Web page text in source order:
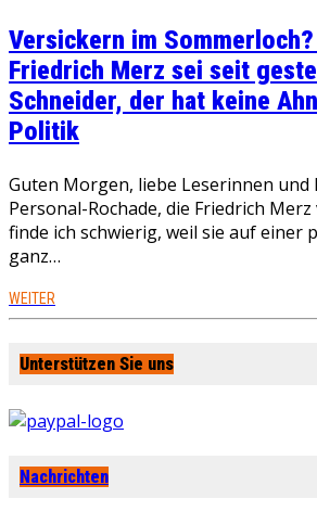
Versickern im
Friedrich Merz sei seit
Schneider, der hat keine
Politik
Guten Morgen, liebe Leserinnen und
Personal-Rochade, die Friedrich
finde ich schwierig, weil sie auf einer
ganz…
WEITER
Unterstützen Sie uns
Nachrichten